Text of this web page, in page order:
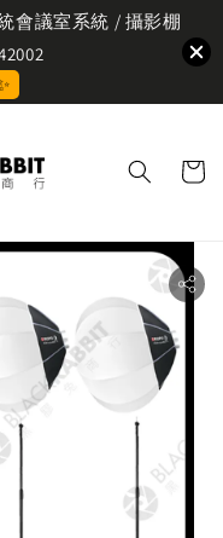
會議室系統 / 攝影棚